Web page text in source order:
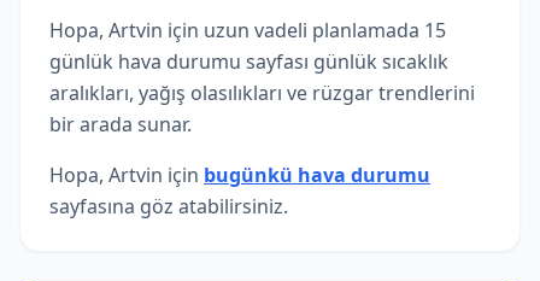
Hopa, Artvin için uzun vadeli planlamada 15
günlük hava durumu sayfası günlük sıcaklık
aralıkları, yağış olasılıkları ve rüzgar trendlerini
bir arada sunar.
Hopa, Artvin için bugünkü hava durumu
sayfasına göz atabilirsiniz.